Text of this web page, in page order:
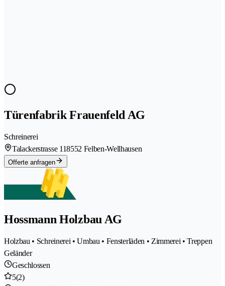
Türenfabrik Frauenfeld AG
Schreinerei
Talackerstrasse 118552 Felben-Wellhausen
Offerte anfragen
Hossmann Holzbau AG
Holzbau • Schreinerei • Umbau • Fensterläden • Zimmerei • Treppen
Geländer
Geschlossen
5(2)